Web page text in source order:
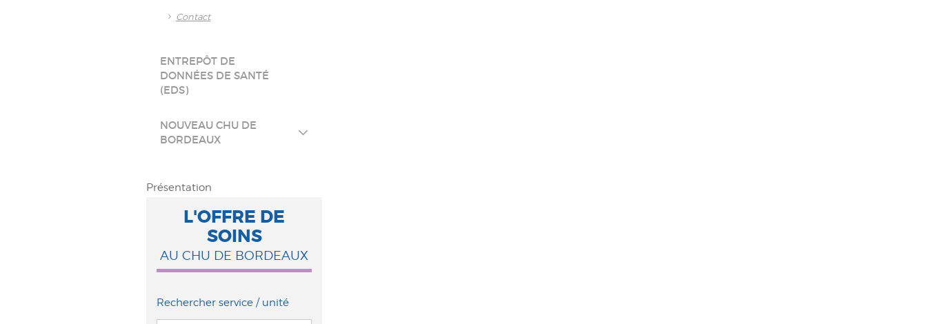
Contact
ENTREPÔT DE
DONNÉES DE SANTÉ
(EDS)
NOUVEAU CHU DE
BORDEAUX
Présentation
L'OFFRE DE
SOINS
AU CHU DE BORDEAUX
Rechercher service / unité